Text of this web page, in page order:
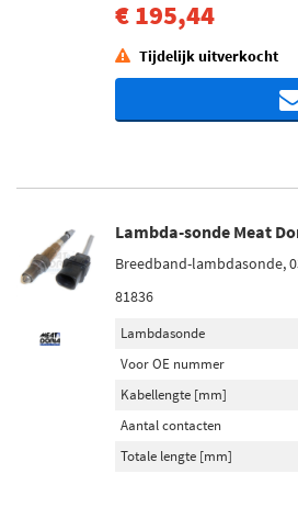
€ 195,44
Tijdelijk uitverkocht
Lambda-sonde Meat
Breedband-lambdasonde,
81836
Lambdasonde
Voor OE nummer
Kabellengte [mm]
Aantal contacten
Totale lengte [mm]